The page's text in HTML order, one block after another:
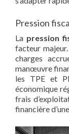
Pression
La pression
facteur
charges
manœuvre
les TPE et
économique
frais
financière